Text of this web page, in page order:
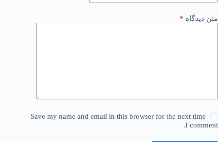
متن دیدگاه *
Save my name and email in this browser for the next time
I comment.